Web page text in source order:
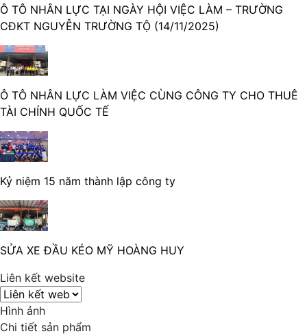
Ô TÔ NHÂN LỰC TẠI NGÀY HỘI VIỆC LÀM – TRƯỜNG
CĐKT NGUYỄN TRƯỜNG TỘ (14/11/2025)
Ô TÔ NHÂN LỰC LÀM VIỆC CÙNG CÔNG TY CHO THUÊ
TÀI CHÍNH QUỐC TẾ
Kỷ niệm 15 năm thành lập công ty
SỬA XE ĐẦU KÉO MỸ HOÀNG HUY
Liên kết website
Hình ảnh
Chi tiết sản phẩm